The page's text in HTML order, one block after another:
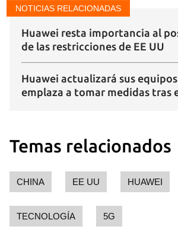
NOTICIAS RELACIONADAS
Huawei resta importancia al
de las restricciones de EE UU
Huawei actualizará sus equipos
emplaza a tomar medidas tras
Temas relacionados
CHINA EE UU HUAWEI
TECNOLOGÍA 5G